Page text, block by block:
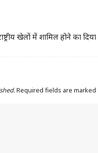
खेलों में शामिल होने का
Required fields are marked